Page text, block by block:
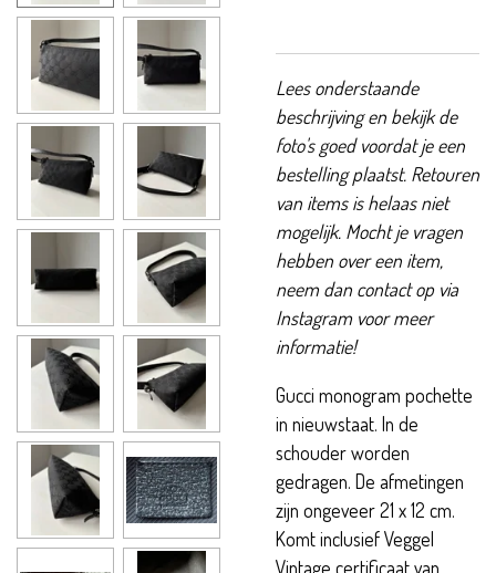
Lees onderstaande
beschrijving en bekijk de
foto's goed voordat je een
bestelling plaatst. Retouren
van items is helaas niet
mogelijk. Mocht je vragen
hebben over een item,
neem dan contact op via
Instagram voor meer
informatie!
Gucci monogram pochette
in nieuwstaat. In de
schouder worden
gedragen. De afmetingen
zijn ongeveer 21 x 12 cm.
Komt inclusief Veggel
Vintage certificaat van